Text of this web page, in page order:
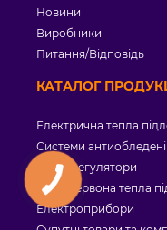
Новини
Виробники
Питання/Відповідь
КАТАЛОГ
Електрична тепла
Системи
Терморегулятори
Інфрачервона тепла
Електроприбори